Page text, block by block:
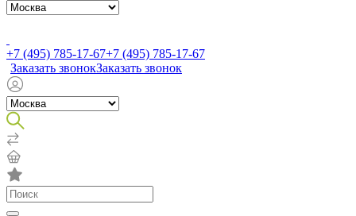
+7 (495) 785-17-67+7 (495) 785-17-67
Заказать звонокЗаказать звонок